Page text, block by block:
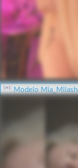
Modelo